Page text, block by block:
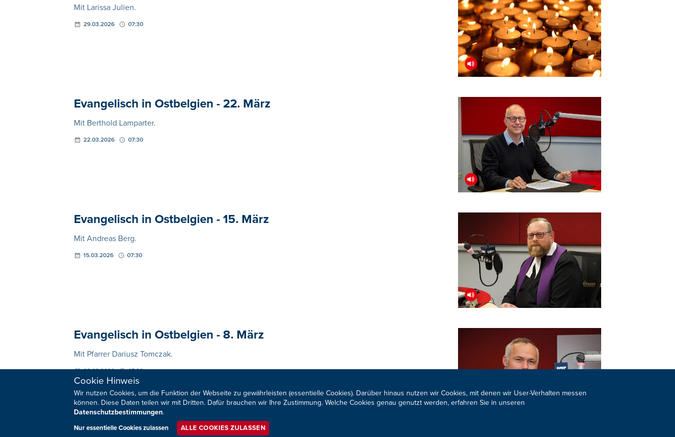
Mit Larissa Julien.
29.03.2026 07:30
Evangelisch in Ostbelgien - 22. März
Mit Berthold Lamparter.
22.03.2026 07:30
Evangelisch in Ostbelgien - 15. März
Mit Andreas Berg.
15.03.2026 07:30
Evangelisch in Ostbelgien - 8. März
Mit Pfarrer Dariusz Tomczak.
08.03.2026 07:30
Cookie Hinweis
Wir nutzen Cookies, um die Funktion der Webseite zu gewährleisten (essentielle Cookies). Darüber hinaus nutzen wir Cookies, mit denen wir User-Verhalten messen
können. Diese Daten teilen wir mit Dritten. Dafür brauchen wir Ihre Zustimmung. Welche Cookies genau genutzt werden, erfahren Sie in unseren
Datenschutzbestimmungen.
Nur essentielle Cookies zulassen ALLE COOKIES ZULASSEN